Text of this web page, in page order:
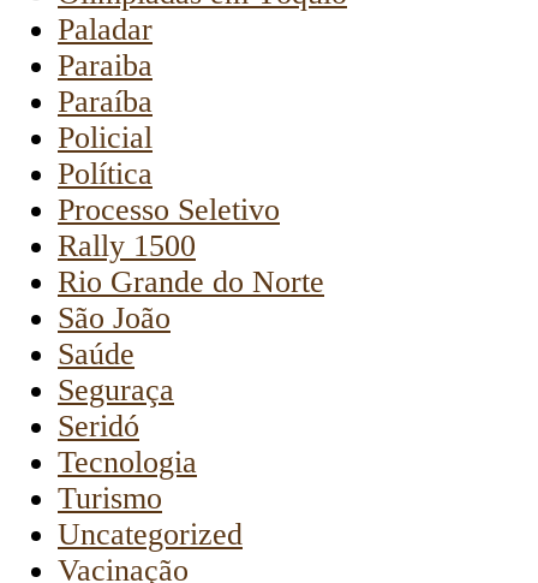
Paladar
Paraiba
Paraíba
Policial
Política
Processo Seletivo
Rally 1500
Rio Grande do Norte
São João
Saúde
Seguraça
Seridó
Tecnologia
Turismo
Uncategorized
Vacinação